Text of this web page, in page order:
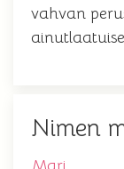
vahvan
Nimen